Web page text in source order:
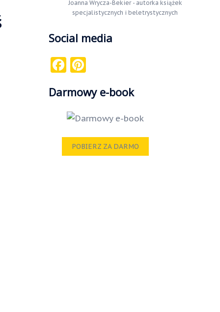
Joanna Wrycza-Bekier - autorka książek
specjalistycznych i beletrystycznych
Social media
Facebook
Pinterest
Darmowy e-book
POBIERZ ZA DARMO